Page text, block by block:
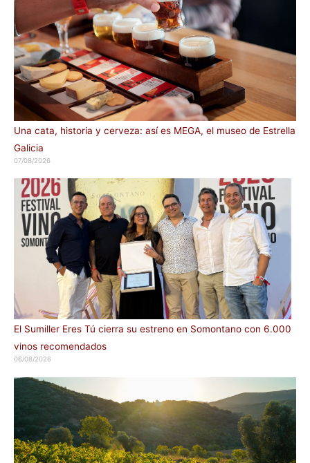
Una cata, historia y cerveza: así es MEGA, el museo de Estrella
Galicia
07/08/2026
El Sumiller Eres Tú cierra su estreno en Somontano con 6.000
vinos recomendados
06/08/2026